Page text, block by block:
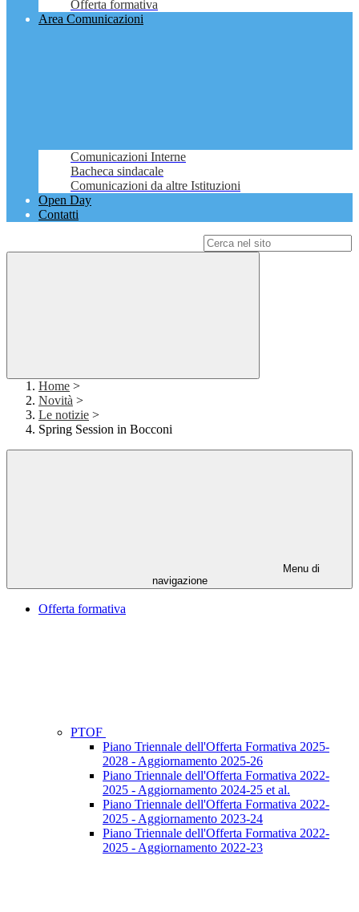
Offerta formativa
Area Comunicazioni
Comunicazioni Interne
Bacheca sindacale
Comunicazioni da altre Istituzioni
Open Day
Contatti
Home >
Novità >
Le notizie >
Spring Session in Bocconi
Menu di
navigazione
Offerta formativa
PTOF
Piano Triennale dell'Offerta Formativa 2025-
2028 - Aggiornamento 2025-26
Piano Triennale dell'Offerta Formativa 2022-
2025 - Aggiornamento 2024-25 et al.
Piano Triennale dell'Offerta Formativa 2022-
2025 - Aggiornamento 2023-24
Piano Triennale dell'Offerta Formativa 2022-
2025 - Aggiornamento 2022-23